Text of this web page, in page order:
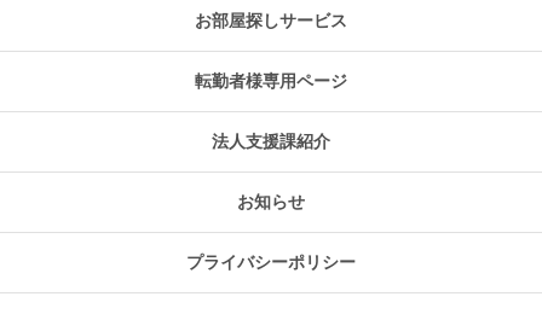
お部屋探しサービス
転勤者様専用ページ
法人支援課紹介
お知らせ
プライバシーポリシー